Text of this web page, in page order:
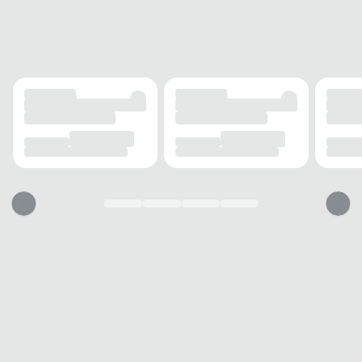
SOLADO
Borracha
ADERÊNCIA
Alta
Com amortecimento
FORRO